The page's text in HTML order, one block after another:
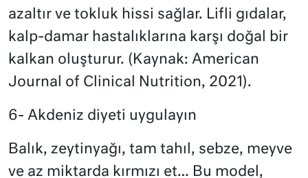
azaltır ve tokluk hissi sağlar. Lifli gıdalar,
kalp-damar hastalıklarına karşı doğal bir
kalkan oluşturur. (Kaynak: American
Journal of Clinical Nutrition, 2021).
6- Akdeniz diyeti uygulayın
Balık, zeytinyağı, tam tahıl, sebze, meyve
ve az miktarda kırmızı et… Bu model,